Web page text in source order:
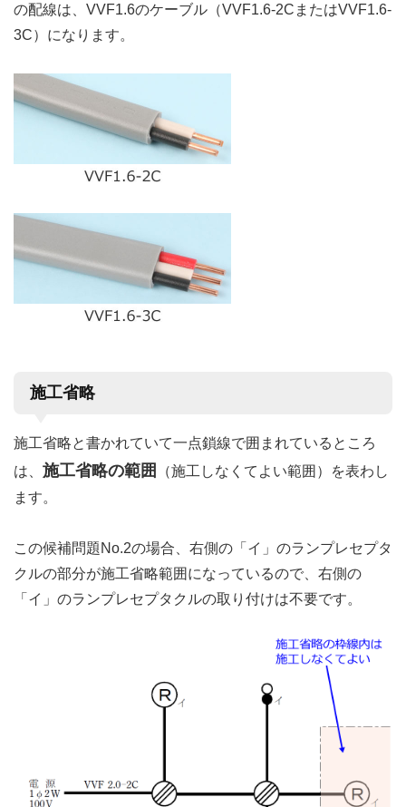
の配線は、VVF1.6のケーブル（VVF1.6-2CまたはVVF1.6-
3C）になります。
施工省略
施工省略と書かれていて一点鎖線で囲まれているところ
は、 施工省略の範囲
（施工しなくてよい範囲）を表わし
ます。
この候補問題No.2の場合、右側の「イ」のランプレセプタ
クルの部分が施工省略範囲になっているので、右側の
「イ」のランプレセプタクルの取り付けは不要です。